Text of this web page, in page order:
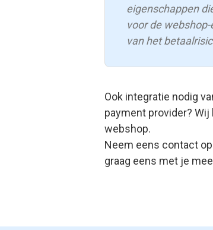
eigenschappen
voor de
van het
Ook integratie nodig
payment provider?
webshop.
Neem eens contact
graag eens met je